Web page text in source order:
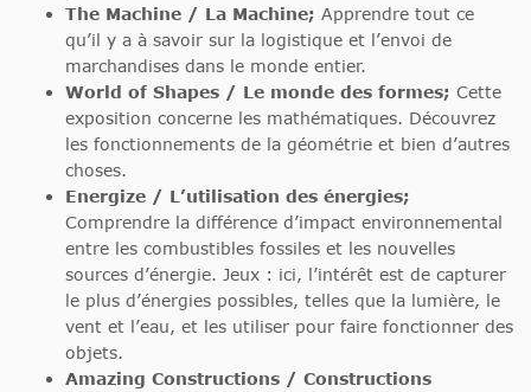
The Machine / La Machine; Apprendre tout ce
qu’il y a à savoir sur la logistique et l’envoi de
marchandises dans le monde entier.
World of Shapes / Le monde des formes; Cette
exposition concerne les mathématiques. Découvrez
les fonctionnements de la géométrie et bien d’autres
choses.
Energize / L’utilisation des énergies;
Comprendre la différence d’impact environnemental
entre les combustibles fossiles et les nouvelles
sources d’énergie. Jeux : ici, l’intérêt est de capturer
le plus d’énergies possibles, telles que la lumière, le
vent et l’eau, et les utiliser pour faire fonctionner des
objets.
Amazing Constructions / Constructions